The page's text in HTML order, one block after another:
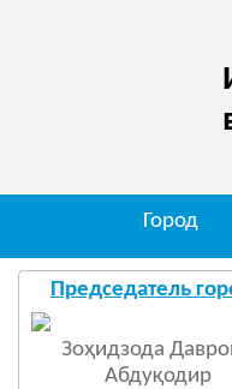
Город
Председатель
Зоҳидзода
Абдуқодир